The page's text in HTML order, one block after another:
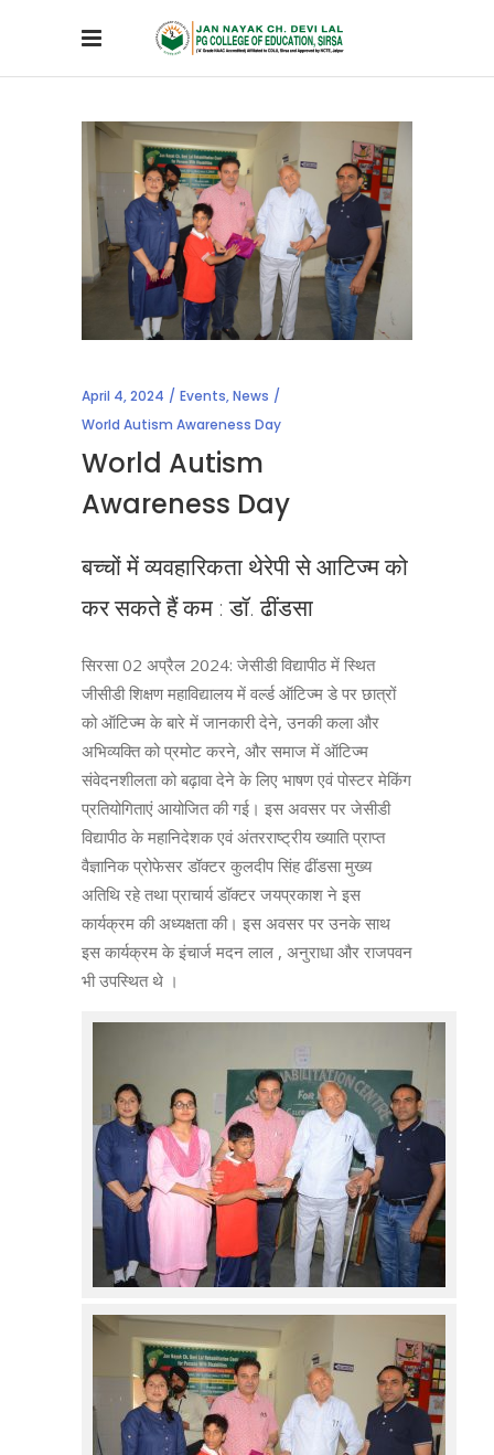
April 4, 2024 Events,News
World Autism Awareness Day
World Autism
Awareness Day
बच्चों में व्यवहारिकता थेरेपी से आटिज्म को
कर सकते हैं कम : डॉ. ढींडसा
सिरसा 02 अप्रैल 2024: जेसीडी विद्यापीठ में स्थित
जीसीडी शिक्षण महाविद्यालय में वर्ल्ड ऑटिज्म डे पर छात्रों
को ऑटिज्म के बारे में जानकारी देने, उनकी कला और
अभिव्यक्ति को प्रमोट करने, और समाज में ऑटिज्म
संवेदनशीलता को बढ़ावा देने के लिए भाषण एवं पोस्टर मेकिंग
प्रतियोगिताएं आयोजित की गई। इस अवसर पर जेसीडी
विद्यापीठ के महानिदेशक एवं अंतरराष्ट्रीय ख्याति प्राप्त
वैज्ञानिक प्रोफेसर डॉक्टर कुलदीप सिंह ढींडसा मुख्य
अतिथि रहे तथा प्राचार्य डॉक्टर जयप्रकाश ने इस
कार्यक्रम की अध्यक्षता की। इस अवसर पर उनके साथ
इस कार्यक्रम के इंचार्ज मदन लाल , अनुराधा और राजपवन
भी उपस्थित थे ।